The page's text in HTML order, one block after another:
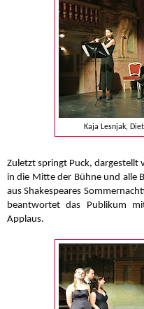
Kaja Lesnjak,
Zuletzt springt Puck, dargestellt
in die Mitte der Bühne und alle
aus Shakespeares
beantwortet das Publikum
Applaus.